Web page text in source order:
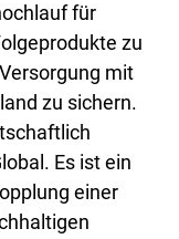
für
zu
mit
zu sichern.
Es ist ein
einer